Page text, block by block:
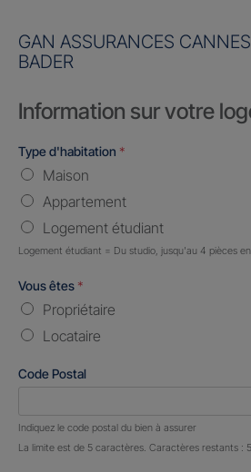
GAN ASSURANCES
BADER
Information sur votre
Type d'habitation *
Maison
Appartement
Logement étudiant
Logement étudiant = Du studio, jusqu'au 4 pièces
Vous êtes *
Propriétaire
Locataire
Code Postal
Nombre de caractères restants :
Indiquez le code postal du bien à assurer
La limite est de 5 caractères. Caractères restants :